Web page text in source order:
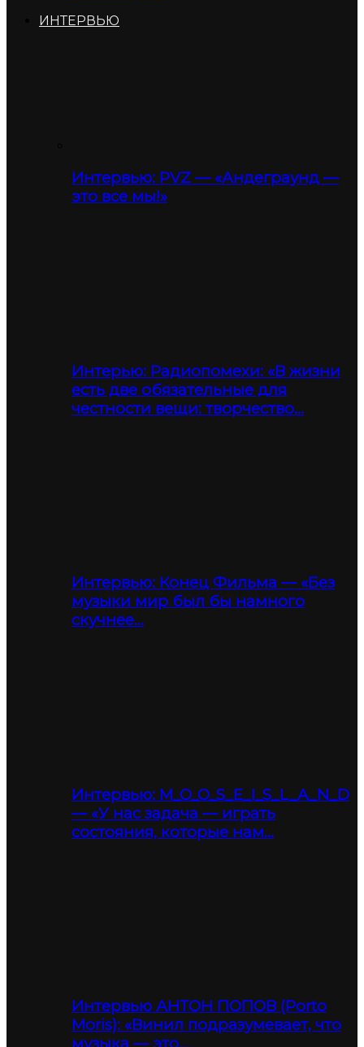
ИНТЕРВЬЮ
Интервью: PVZ — «Андеграунд —
это все мы!»
Интерью: Радиопомехи: «В жизни
есть две обязательные для
честности вещи: творчество…
Интервью: Конец Фильма — «Без
музыки мир был бы намного
скучнее…
Интервью: M_O_O_S_E_I_S_L_A_N_D
— «У нас задача — играть
состояния, которые нам…
Интервью АНТОН ПОПОВ (Porto
Moris): «Винил подразумевает, что